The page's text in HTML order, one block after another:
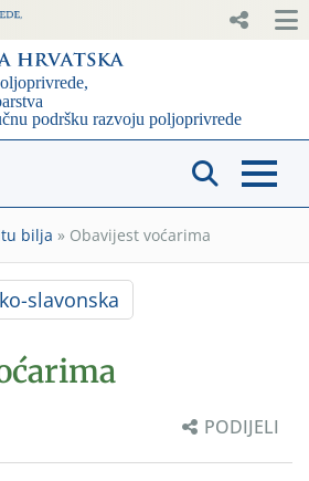
bilja » Obavijest voćarima
slavonska
PODIJELI